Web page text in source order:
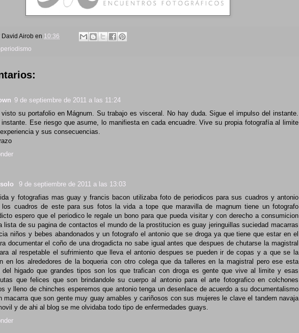
David Airob en 10:36
9 de septiembre de 2011 a las 11:24
visto su portafolio en Mágnum. Su trabajo es visceral. No hay duda. Sigue el impulso del instante.
instante. Ese riesgo que asume, lo manifiesta en cada encuadre. Vive su propia fotografía al limite
y sus consecuencias.
9 de septiembre de 2011 a las 13:03
y fotografias mas guay y francis bacon utilizaba foto de periodicos para sus cuadros y antonio
los cuadros de este para sus fotos la vida a tope que maravilla de magnum tiene un fotografo
espero que el periodico le regale un bono para que pueda visitar y con derecho a consumicion
lista de su pagina de contactos el mundo de la prostitucion es guay jeringuillas suciedad macarras
niños y bebes abandonados y un fotografo el antonio que se droga ya que tiene que estar en el
documentar el coño de una drogadicta no sabe igual antes que despues de chutarse la magistral
al respetable el sufrimiento que lleva el antonio despues se pueden ir de copas y a que se la
en los alrededores de la boqueria con otro colega que da talleres en la magistral pero ese esta
del higado que grandes tipos son los que trafican con droga es gente que vive al limite y esas
que felices que son brindandole su cuerpo al antonio para el arte fotografico en colchones
y lleno de chinches esperemos que antonio tenga un desenlace de acuerdo a su documentalismo
macarra que son gente muy guay amables y cariñosos con sus mujeres le clave el tandem navaja
y de ahi al blog se me olvidaba todo tipo de enfermedades guays.